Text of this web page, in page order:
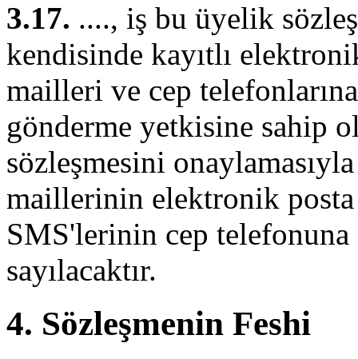
3.17. ...., iş bu üyelik
kendisinde kayıtlı
mailleri ve cep
gönderme yetkisine sahip
sözleşmesini
maillerinin elektronik
SMS'lerinin cep
sayılacaktır.
4. Sözleşmenin Feshi